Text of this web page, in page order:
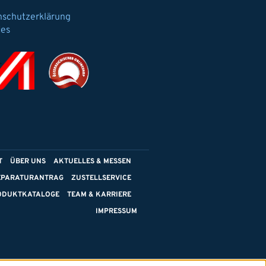
ÜBER UNS
AKTUELLES & MESSEN
ZUSTELLSERVICE
TEAM & KARRIERE
IMPRESSUM